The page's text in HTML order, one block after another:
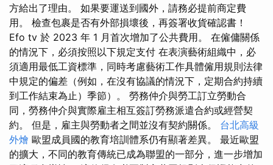
方給出了理由。 如果要運送到國外，請務必提前商定費
用。 檢查包裹是否有外部損壞後，再簽署收貨確認書！
Efo tv 於 2023 年 1 月首次增加了公共費用。 在僱傭關係
的情況下，必須按照以下規定支付 在表演藝術組織中，必
須適用最低工資標準，同時考慮藝術工作具體僱用規則法律
中規定的偏差（例如，在沒有協議的情況下，定期合約持續
到工作結束為止）季節）。 勞務仲介與勞工訂立勞動合
同，勞務仲介與實際雇主相互簽訂勞務派遣合約或經營契
約。 但是，雇主與勞動者之間並沒有契約關係。 台北高級
外燴 歐盟成員國的教育培訓體系仍有顯著差異。 最近歐盟
的擴大，不同的教育傳統已成為聯盟的一部分，進一步增加